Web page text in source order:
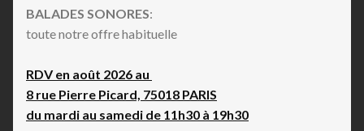
BALADES SONORES:
toute notre offre habituelle
RDV en août 2026 au
8 rue Pierre Picard, 75018 PARIS
du mardi au samedi de 11h30 à 19h30